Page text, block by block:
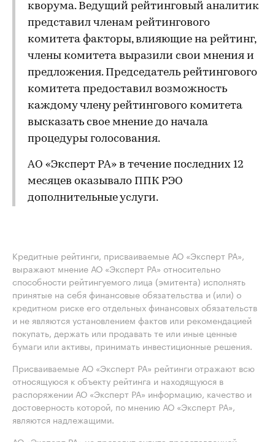
кворума. Ведущий рейтинговый аналитик
представил членам рейтингового
комитета факторы, влияющие на рейтинг,
члены комитета выразили свои мнения и
предложения. Председатель рейтингового
комитета предоставил возможность
каждому члену рейтингового комитета
высказать свое мнение до начала
процедуры голосования.
АО «Эксперт РА» в течение последних 12
месяцев оказывало ППК РЭО
дополнительные услуги.
Кредитные рейтинги, присваиваемые АО «Эксперт РА»,
выражают мнение АО «Эксперт РА» относительно
способности рейтингуемого лица (эмитента) исполнять
принятые на себя финансовые обязательства и (или) о
кредитном риске его отдельных финансовых обязательств
и не являются установлением фактов или рекомендацией
покупать, держать или продавать те или иные ценные
бумаги или активы, принимать инвестиционные решения.
Присваиваемые АО «Эксперт РА» рейтинги отражают всю
относящуюся к объекту рейтинга и находящуюся в
распоряжении АО «Эксперт РА» информацию, качество и
достоверность которой, по мнению АО «Эксперт РА»,
являются надлежащими.